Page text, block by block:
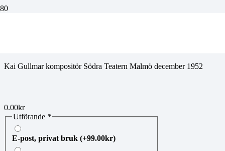
Kai Gullmar kompositör Södra Teatern Malmö december 1952
0.00kr
Utförande *
E-post, privat bruk (+99.00kr)